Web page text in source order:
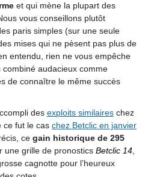
et qui mène la plupart des
vous conseillons plutôt
paris simples (sur une seule
mises qui ne pèsent pas plus de
entendu, rien ne vous empêche
audacieux comme
de connaître le même succès
des exploits similaires chez
ce fut le cas chez Betclic en janvier
ce gain historique de 295
une grille de pronostics Betclic 14,
cagnotte pour l’heureux